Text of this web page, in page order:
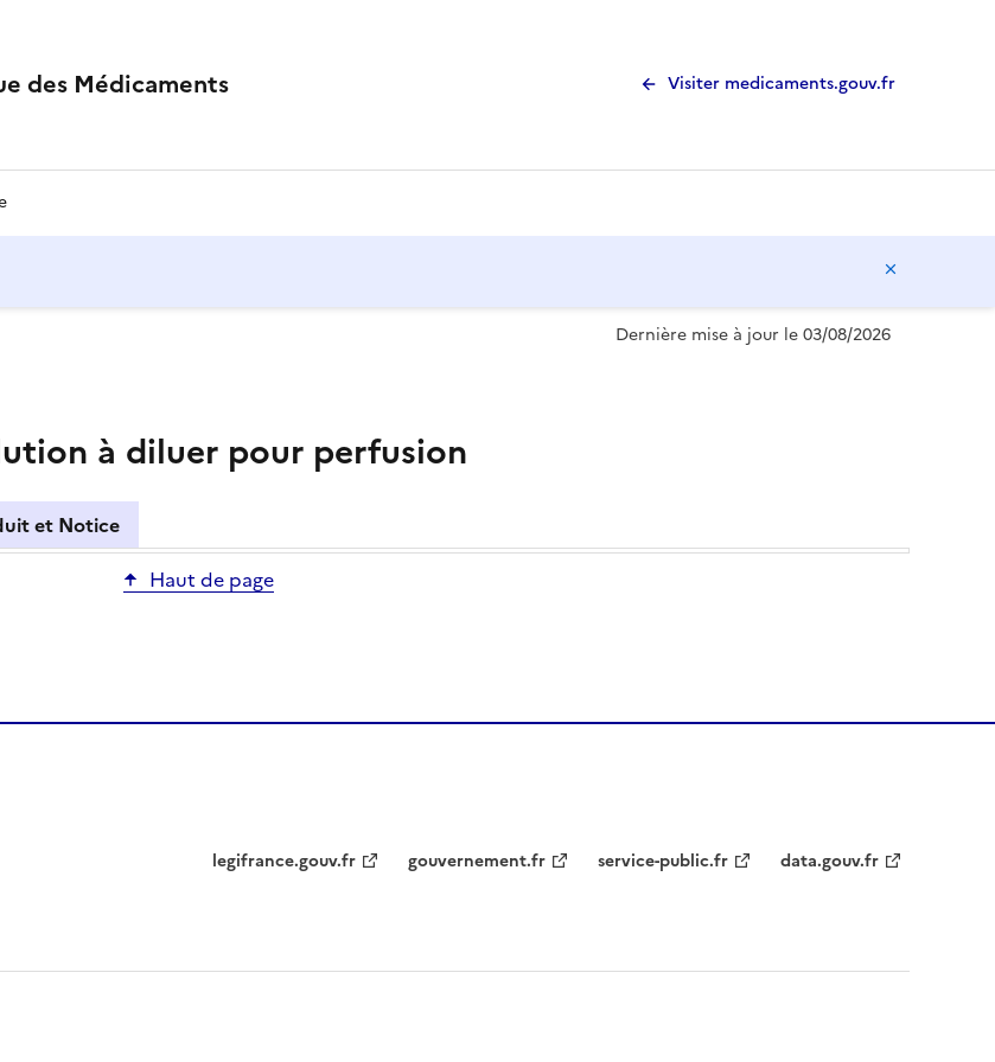
des Médicaments Visiter medicaments.gouv.fr
Dernière mise à jour le 03/08/2026
à diluer pour perfusion
et Notice
Haut de page
legifrance.gouv.fr gouvernement.fr service-public.fr data.gouv.fr